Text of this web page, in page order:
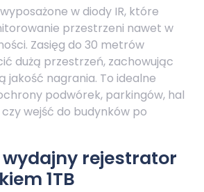
w diody IR, które
przestrzeni nawet w
Zasięg do 30 metrów
dużą przestrzeń, zachowując
jakość nagrania. To idealne
podwórek, parkingów, hal
wejść do budynków po
wydajny rejestrator
1TB